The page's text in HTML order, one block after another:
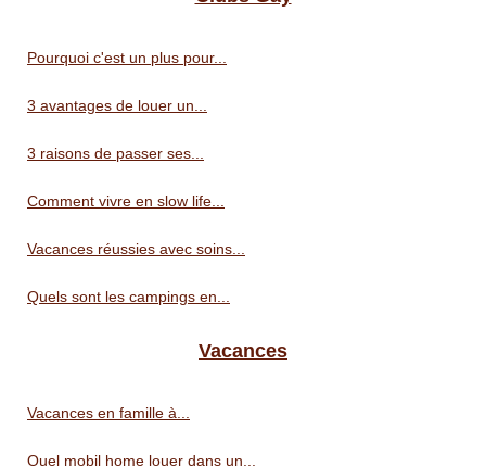
Pourquoi c'est un plus pour...
3 avantages de louer un...
3 raisons de passer ses...
Comment vivre en slow life...
Vacances réussies avec soins...
Quels sont les campings en...
Vacances
Vacances en famille à...
Quel mobil home louer dans un...